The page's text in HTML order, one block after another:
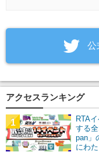
公
アクセスランキング
RTA
する
pan」
にわ
1